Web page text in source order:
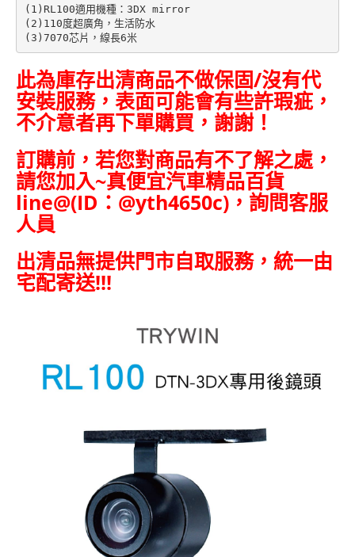
(1)RL100適用機種：3DX mirror
(2)110度超廣角，生活防水
(3)7070芯片，線長6米
此為庫存出清商品不做保固/沒有代
安裝服務，表面可能會有些許瑕疵，
不介意者再下單購買，謝謝！
訂購前，若您對商品有不了解之處，
請您加入~真便宜汽車精品百貨
line@(ID：@yth4650c)，詢問客服
人員
出清品無提供門市自取服務，統一由
宅配寄送!!!